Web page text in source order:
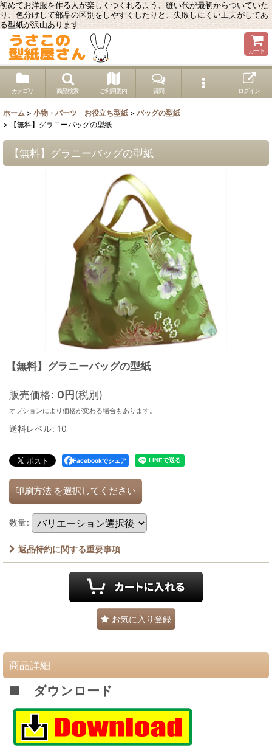
初めてお洋服を作る人が楽しくつくれるよう、縫い代が最初からついていた
り、色分けして部品の区別をしやすくしたりと、失敗しにくい工夫がしてあ
る型紙が沢山あります
カート
カテゴリ 商品検索 ご利用案内 質問 ログイン
ホーム > 小物・パーツ お役立ち型紙 > バッグの型紙
>
【無料】グラニーバッグの型紙
【無料】グラニーバッグの型紙
【無料】グラニーバッグの型紙
販売価格: 0円(税別)
オプションにより価格が変わる場合もあります。
送料レベル: 10
Facebookでシェア
印刷方法 を選択してください
数量:
返品特約に関する重要事項
お気に入り登録
商品詳細
■ ダウンロード